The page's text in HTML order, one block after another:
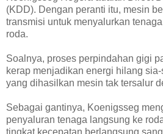
(KDD). Dengan peranti itu, mesin
transmisi untuk menyalurkan
roda.
Soalnya, proses perpindahan gigi
kerap menjadikan energi hilang
yang dihasilkan mesin tak tersalur
Sebagai gantinya, Koenigsseg
penyaluran tenaga langsung ke
tingkat kecepatan berlangsung